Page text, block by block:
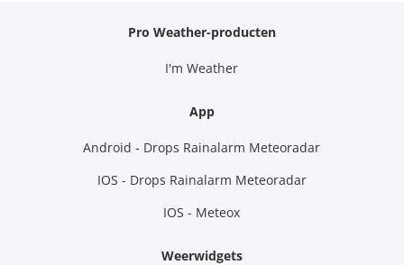
Pro Weather-producten
I'm Weather
App
Android - Drops Rainalarm Meteoradar
IOS - Drops Rainalarm Meteoradar
IOS - Meteox
Weerwidgets